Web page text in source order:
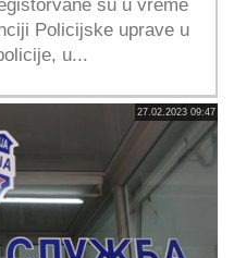
su u vreme
Policijske uprave u
u...
27.02.2023 09:47